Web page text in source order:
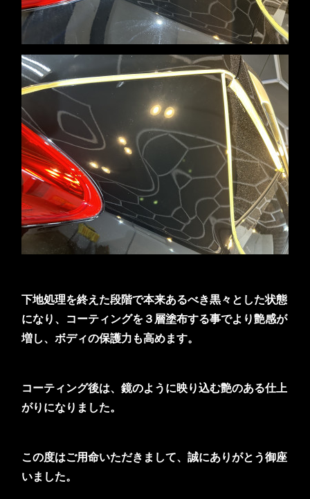
下地処理を終えた段階で本来あるべき黒々とした状態
になり、コーティングを３層塗布する事でより艶感が
増し、ボディの保護力も高めます。
コーティング後は、鏡のように映り込む艶のある仕上
がりになりました。
この度はご用命いただきまして、誠にありがとう御座
いました。